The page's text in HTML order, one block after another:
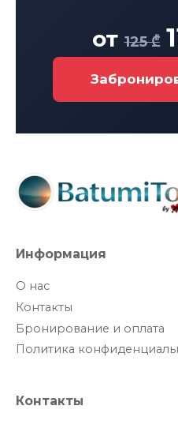
от125 ₾
Информация
О нас
Контакты
Бронирование и оплата
Политика
Контакты